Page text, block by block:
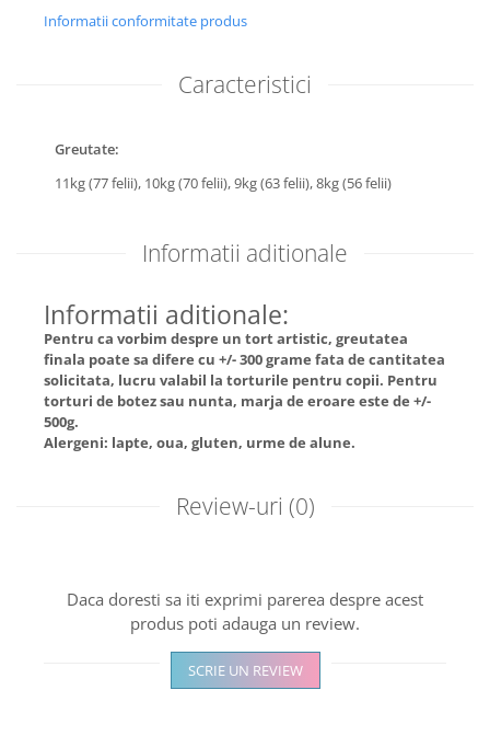
Informatii conformitate produs
Caracteristici
Greutate:
11kg (77 felii), 10kg (70 felii),9kg (63 felii),8kg (56 felii)
Informatii aditionale
Informatii aditionale:
Pentru ca vorbim despre un tort artistic, greutatea
finala poate sa difere cu +/- 300 grame fata de cantitatea
solicitata, lucru valabil la torturile pentru copii. Pentru
torturi de botez sau nunta, marja de eroare este de +/-
500g.
Alergeni: lapte, oua, gluten, urme de alune.
Review-uri (0)
Daca doresti sa iti exprimi parerea despre acest
produs poti adauga un review.
SCRIE UN REVIEW